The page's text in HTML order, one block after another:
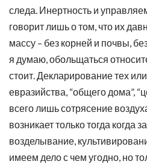
следа. Инертность и
говорит лишь о том, что их
массу – без корней и почвы,
я думаю, обольщаться
стоит. Декларирование тех
евразийства, “общего дома”,
всего лишь сотрясение
возникает только тогда когда
возделывание,
имеем дело с чем угодно, но